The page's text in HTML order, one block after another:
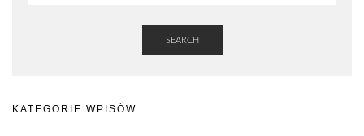
SEARCH
KATEGORIE WPISÓW